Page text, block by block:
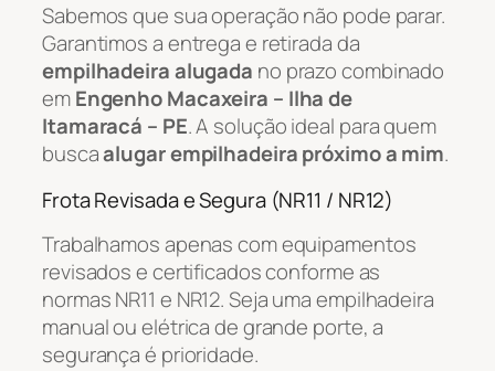
Sabemos que sua operação não pode parar.
Garantimos a entrega e retirada da
empilhadeira alugada no prazo combinado
emEngenho Macaxeira – Ilha de
Itamaracá – PE. A solução ideal para quem
buscaalugar empilhadeira próximo a mim.
Frota Revisada e Segura (NR11 / NR12)
Trabalhamos apenas com equipamentos
revisados e certificados conforme as
normas NR11 e NR12. Seja uma empilhadeira
manual ou elétrica de grande porte, a
segurança é prioridade.